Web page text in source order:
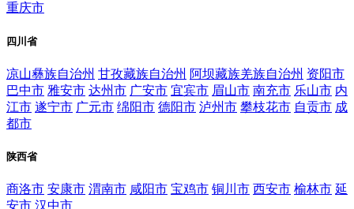
重庆市
四川省
凉山彝族自治州 甘孜藏族自治州 阿坝藏族羌族自治州 资阳市
巴中市 雅安市 达州市 广安市 宜宾市 眉山市 南充市 乐山市 内
江市 遂宁市 广元市 绵阳市 德阳市 泸州市 攀枝花市 自贡市 成
都市
陕西省
商洛市 安康市 渭南市 咸阳市 宝鸡市 铜川市 西安市 榆林市 延
安市 汉中市